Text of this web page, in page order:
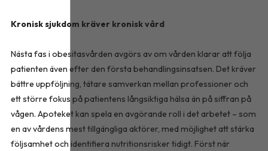
Kronisk sjukdom kräver kronisk vård
Nästa fas i obesitasvården avgörs av om vården klarar att följa
patienten även efter den första behandlingsinsatsen. Det kräver
bättre uppföljning, tätare samverkan mellan professioner och
ett större fokus på patientens långsiktiga hälsa än på siffran på
vågen. Apoteket kan spela en avgörande roll i det arbetet – som
en av vårdens mest tillgängliga aktörer, med möjlighet att stärka
följsamhet och identifiera nutritionsrisker tidigt. Först när